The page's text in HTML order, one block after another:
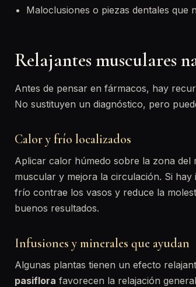
Maloclusiones o piezas dentales que
Relajantes musculares
Antes de pensar en fármacos, hay
No sustituyen un diagnóstico, pero
Calor y frío localizados
Aplicar calor húmedo sobre la zona del
muscular y mejora la circulación. Si
frío contrae los vasos y reduce la
buenos resultados.
Infusiones y minerales que ayudan
Algunas plantas tienen un efecto
pasiflora favorecen la relajación